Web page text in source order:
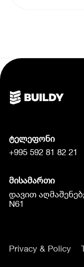
ტელეფონი
+995 592 81 82 21
მისამართი
დავით
N61
Privacy & Policy